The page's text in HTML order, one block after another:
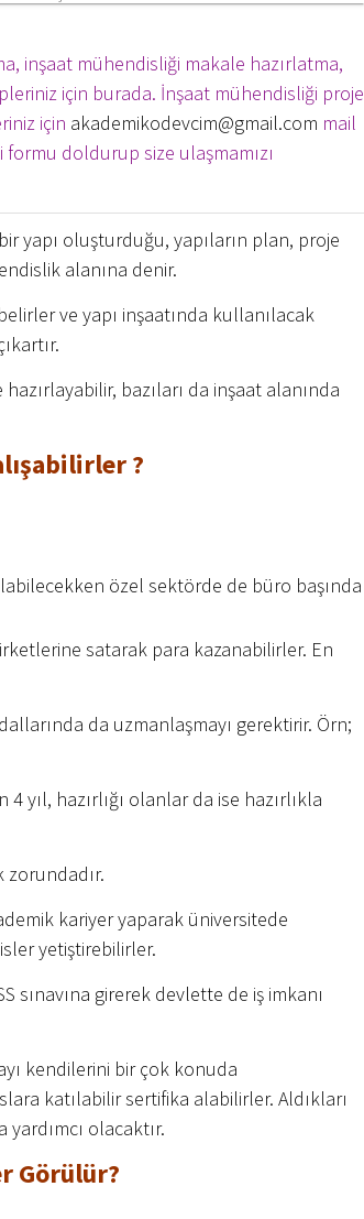
inşaat mühendisliği makale hazırlatma,
için burada. İnşaat mühendisliği proje
için akademikodevcim@gmail.com mail
doldurup size ulaşmamızı
yapı oluşturduğu, yapıların plan, proje
alanına denir.
ve yapı inşaatında kullanılacak
bazıları da inşaat alanında
?
özel sektörde de büro başında
satarak para kazanabilirler. En
da uzmanlaşmayı gerektirir. Örn;
yıl, hazırlığı olanlar da ise hazırlıkla
zorundadır.
kariyer yaparak üniversitede
yetiştirebilirler.
sınavına girerek devlette de iş imkanı
kendilerini bir çok konuda
katılabilir sertifika alabilirler. Aldıkları
olacaktır.
Görülür?